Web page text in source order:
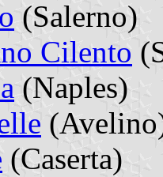
(Salerno)
Cilento
(Naples)
(Caserta)